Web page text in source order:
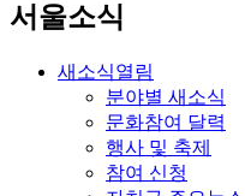
서울소식
새소식열림
분야별 새소식
문화참여 달력
행사 및 축제
참여 신청